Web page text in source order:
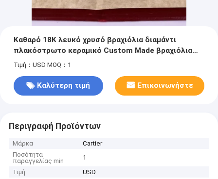
Καθαρό 18K λευκό χρυσό βραχιόλια διαμάντι
πλακόστρωτο κεραμικό Custom Made βραχιόλια
πολυτελή
Τιμή：USD MOQ：1
Καλύτερη τιμή Επικοινωνήστε
Περιγραφή Προϊόντων
Μάρκα
Cartier
Ποσότητα
παραγγελίας min
1
Τιμή
USD